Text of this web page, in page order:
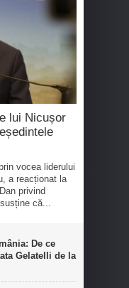
lui Nicușor
vocea liderului
a reacționat la
privind
că...
De ce
Gelatelli de la